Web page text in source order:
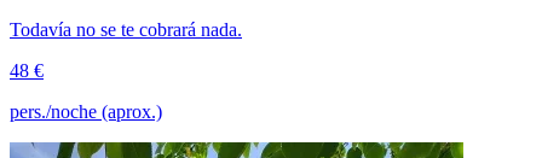
Todavía no se te cobrará nada.
48 €
pers./noche (aprox.)